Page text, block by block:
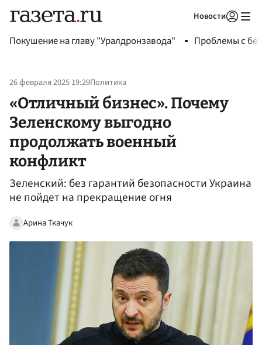
Новости
Покушение на главу "Уралдронзавода" Проблемы с
26 февраля 2025 19:29Политика
«Отличный бизнес». Почему
Зеленскому выгодно
продолжать военный
конфликт
Зеленский: без гарантий безопасности Украина
не пойдет на прекращение огня
Арина Ткачук